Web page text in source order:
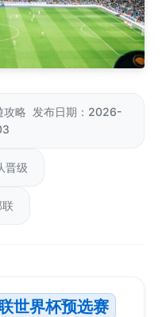
攻略 发布日期：2026-
晋级
世界杯预选赛